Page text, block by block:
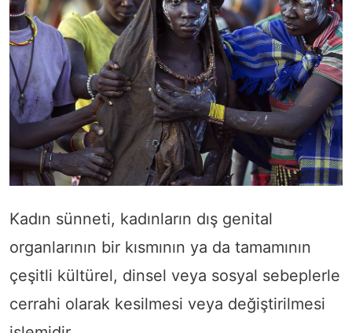
Kadın sünneti, kadınların dış genital
organlarının bir kısmının ya da tamamının
çeşitli kültürel, dinsel veya sosyal sebeplerle
cerrahi olarak kesilmesi veya değiştirilmesi